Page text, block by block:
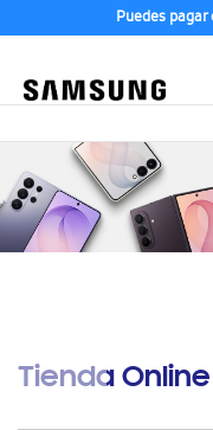
Puedes
Tienda Online